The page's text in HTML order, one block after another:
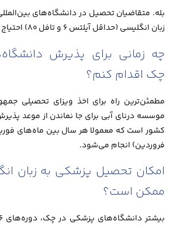
بله. متقاضیان تحصیل در دانشگاه‌های
زبان انگلیسی (حداقل آیلتس 6 و تافل 80) احتیاج دارند.
چه زمانی برای پذیرش
چک اقدام کنم؟
مطمئن‌ترین راه برای اخذ ویزای تحصیلی
موسسه درنای آبی برای جا نماندن از موعد
کشور است که معمولا هر سال بین ماه‌های
فروردین) انجام می‌شود.
امکان تحصیل پزشکی به زبان
ممکن است؟